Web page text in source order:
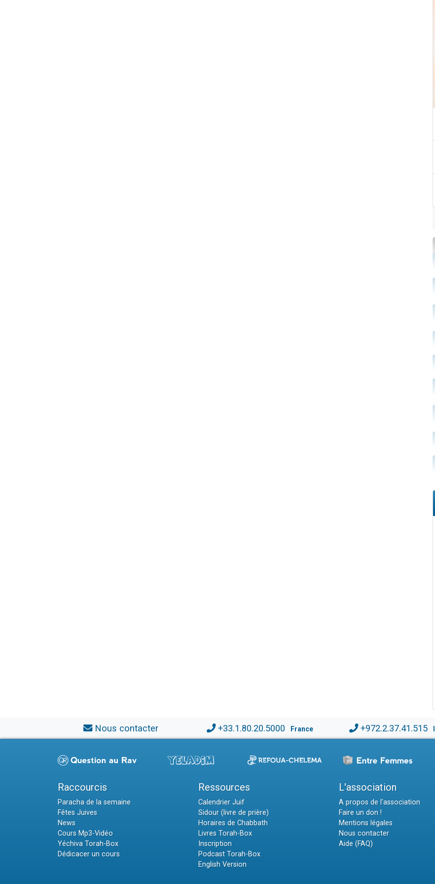
Nous contacter +33.1.80.20.5000 France +972.2.37.41.515
Raccourcis
Paracha de la semaine
Fêtes Juives
News
Cours Mp3-Vidéo
Yéchiva Torah-Box
Dédicacer un cours
Ressources
Calendrier Juif
Sidour (livre de prière)
Horaires de Chabbath
Livres Torah-Box
Inscription
Podcast Torah-Box
English Version
L'association
A propos de l'association
Faire un don !
Mentions légales
Nous contacter
Aide (FAQ)